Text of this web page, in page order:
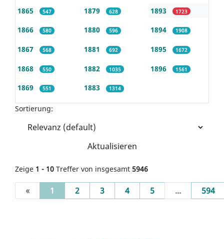
1865 547
1866 580
1867 568
1868 550
1869 551
1879 628
1880 596
1881 692
1882 1035
1883 1314
1893 1723
1894 1908
1895 1672
1896 1561
Sortierung:
Aktualisieren
Zeige 1 - 10 Treffer von insgesamt 5946
« 1 (current)
2 3 4 5 ... 594